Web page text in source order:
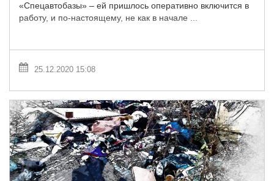
«Спецавтобазы» – ей пришлось оперативно включится в
работу, и по-настоящему, не как в начале ...
25.12.2020 15:08